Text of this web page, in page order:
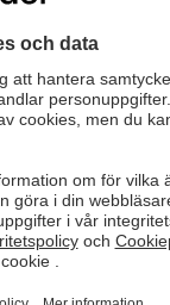
och
mindre
i
utformas
konstaterar
i konkurrensen
våra regleringar